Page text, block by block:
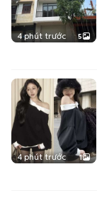
4 phút trước 5
4 phút trước 1